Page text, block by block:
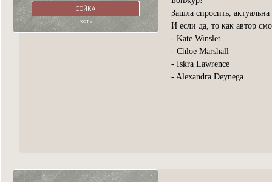
СОЙКА
гость
Зашла спросить,
И если да, то как автор
- Kate Winslet
- Chloe Marshall
- Iskra Lawrence
- Alexandra Deynega